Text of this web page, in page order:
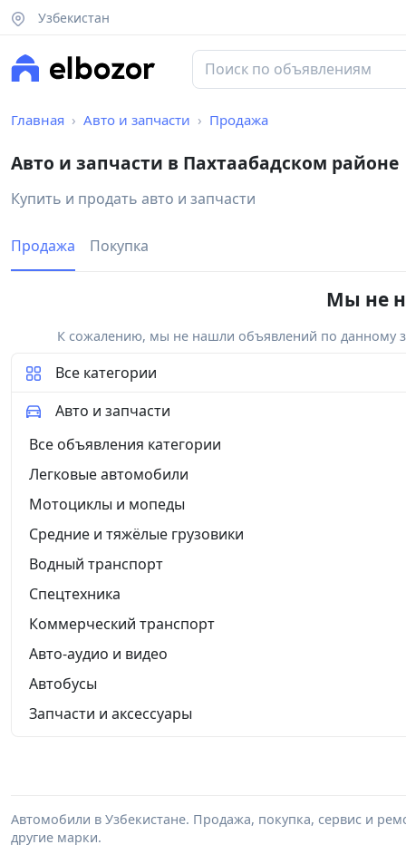
Узбекистан
Главная Авто и запчасти Продажа
Авто и запчасти в Пахтаабадском районе
Купить и продать авто и запчасти
Продажа Покупка
Мы не
К сожалению, мы не нашли объявлений по данному
Все категории
Авто и запчасти
Все объявления категории
Легковые автомобили
Мотоциклы и мопеды
Средние и тяжёлые грузовики
Водный транспорт
Спецтехника
Коммерческий транспорт
Авто-аудио и видео
Автобусы
Запчасти и аксессуары
Автомобили в Узбекистане. Продажа, покупка, сервис и
другие марки.